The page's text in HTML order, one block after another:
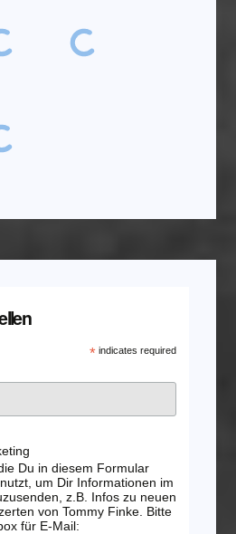
* indicates required
Du in diesem Formular
um Dir Informationen im
z.B. Infos zu neuen
von Tommy Finke. Bitte
für E-Mail: